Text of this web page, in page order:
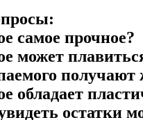
самое прочное?
может
обладает
остатки